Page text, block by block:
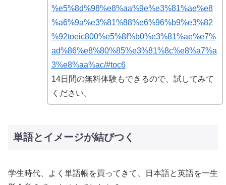
%e5%8d%98%e8%aa%9e%e3%81%ae%e8
%a6%9a%e3%81%88%e6%96%b9%e3%82
%92toeic800%e5%8f%b0%e3%81%ae%e7%
ad%86%e8%80%85%e3%81%8c%e8%a7%a
3%e8%aa%ac/#toc6
14日間の無料体験もできるので、試してみて
ください。
単語とイメージが結びつく
学生時代、よく単語帳を買ってきて、日本語と英語を一生